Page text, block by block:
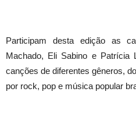
Participam desta edição as
Machado, Eli Sabino e Patrícia
canções de diferentes gêneros,
por rock, pop e música popular